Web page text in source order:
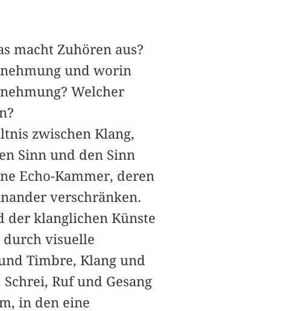
macht Zuhören aus?
und worin
Welcher
zwischen Klang,
Sinn und den Sinn
Echo-Kammer, deren
verschränken.
der klanglichen Künste
durch visuelle
Timbre, Klang und
Ruf und Gesang
in den eine